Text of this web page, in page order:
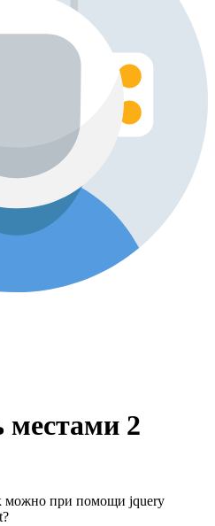
местами 2
можно при помощи jquery